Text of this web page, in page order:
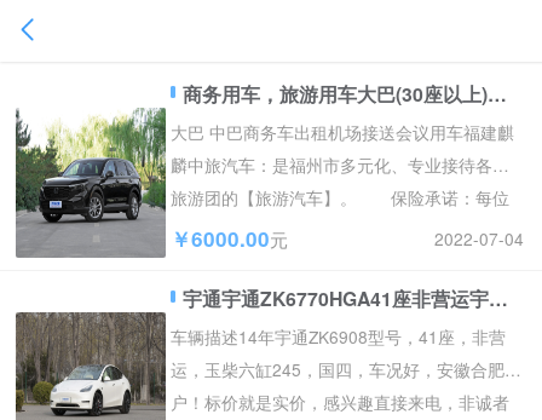
商务用车，旅游用车大巴(30座以上)半小时送车上门安凯客车、
大巴 中巴商务车出租机场接送会议用车福建麒
麟中旅汽车：是福州市多元化、专业接待各类
旅游团的【旅游汽车】。 保险承诺：每位
客人承运险高达10...
￥6000.00元 2022-07-04
宇通宇通ZK6770HGA41座非营运宇通合肥户
车辆描述14年宇通ZK6908型号，41座，非营
运，玉柴六缸245，国四，车况好，安徽合肥
户！标价就是实价，感兴趣直接来电，非诚者